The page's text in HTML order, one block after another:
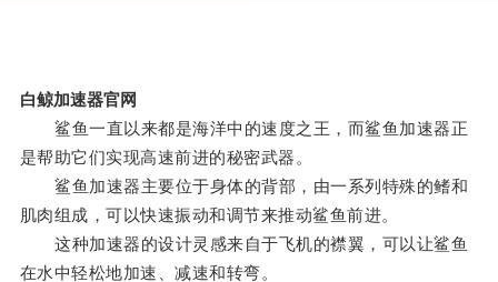
白鲸加速器官网
鲨鱼一直以来都是海洋中的速度之王，而鲨鱼加速器正
是帮助它们实现高速前进的秘密武器。
鲨鱼加速器主要位于身体的背部，由一系列特殊的鳍和
肌肉组成，可以快速振动和调节来推动鲨鱼前进。
这种加速器的设计灵感来自于飞机的襟翼，可以让鲨鱼
在水中轻松地加速、减速和转弯。